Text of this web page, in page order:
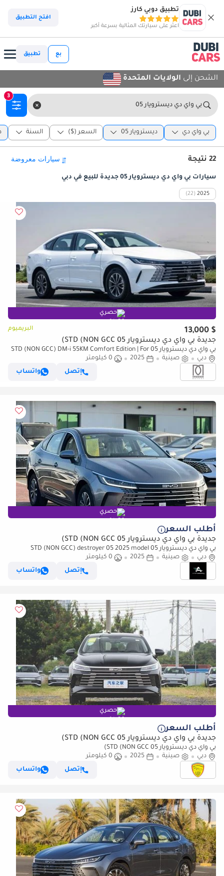
تطبيق دوبي كارز
اعثر على سيارتك المثالية بسرعة أكبر
افتح التطبيق
بع تطبيق
الشحن إلى الولايات المتحدة
بي واي دي ديسترويار 05
3
بي واي دي ديسترويار 05 السعر ($) السنة
22 نتيجة
سيارات بي واي دي ديسترويار 05 جديدة للبيع في دبي
2025
(22)
حصري
$ 13,000 البريميوم
جديدة بي واي دي ديسترويار 05 STD (NON GCC)
بي واي دي ديسترويار 05 STD (NON GCC) DM-i 55KM Comfort Edition | For
Local Price +10%
دبي صينية 2025
0 كيلومتر
إتصل
واتساب
حصري
أطلب السعر
جديدة بي واي دي ديسترويار 05 STD (NON GCC)
بي واي دي ديسترويار 05 STD (NON GCC) destroyer 05 2025 model
دبي
صينية 2025
0 كيلومتر
إتصل
واتساب
حصري
أطلب السعر
جديدة بي واي دي ديسترويار 05 STD (NON GCC)
بي واي دي ديسترويار 05 STD (NON GCC)
دبي
صينية 2025
0 كيلومتر
إتصل
واتساب